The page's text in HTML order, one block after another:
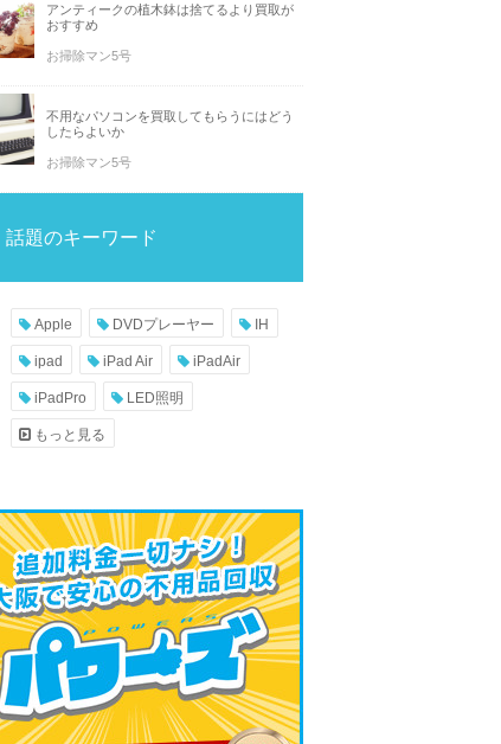
アンティークの植木鉢は捨てるより買取が
おすすめ
お掃除マン5号
不用なパソコンを買取してもらうにはどう
したらよいか
お掃除マン5号
話題のキーワード
Apple DVDプレーヤー IH
ipad iPad Air iPadAir
iPadPro LED照明
もっと見る